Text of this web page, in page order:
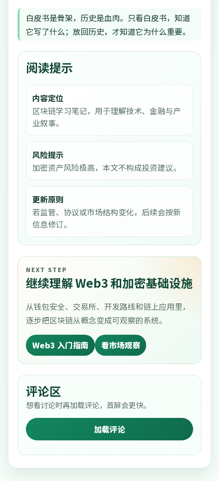
白皮书是骨架，历史是血肉。只看白皮书，知道
它写了什么；放回历史，才知道它为什么重要。
阅读提示
内容定位
区块链学习笔记，用于理解技术、金融与产
业叙事。
风险提示
加密资产风险极高，本文不构成投资建议。
更新原则
若监管、协议或市场结构变化，后续会按新
信息修订。
NEXT STEP
继续理解 Web3 和加密基础设施
从钱包安全、交易所、开发路线和链上应用里，
逐步把区块链从概念变成可观察的系统。
Web3 入门指南 看市场观察
评论区
想看讨论时再加载评论，首屏会更快。
加载评论